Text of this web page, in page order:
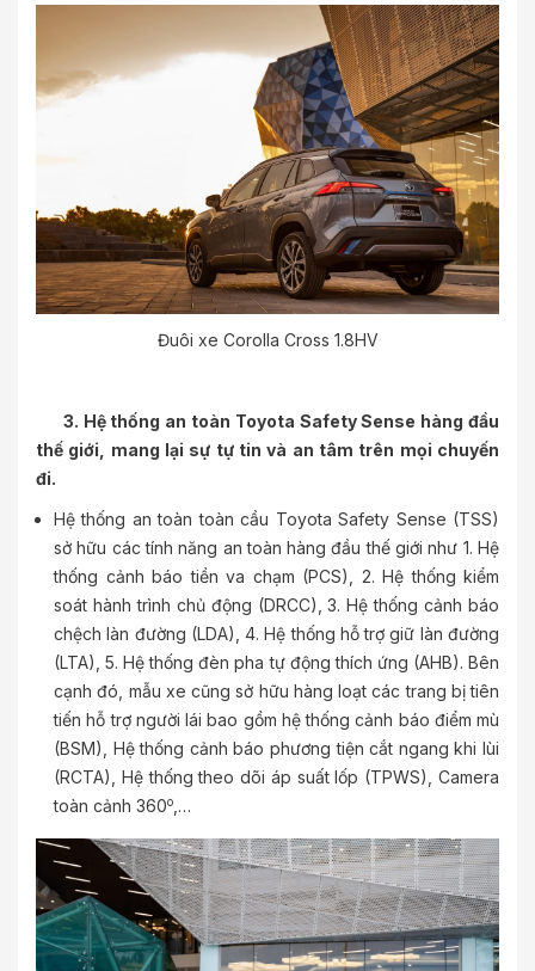
Đuôi xe Corolla Cross 1.8HV
3. Hệ thống an toàn Toyota Safety Sense hàng đầu
thế giới, mang lại sự tự tin và an tâm trên mọi chuyến
đi.
Hệ thống an toàn toàn cầu Toyota Safety Sense (TSS)
sở hữu các tính năng an toàn hàng đầu thế giới như 1. Hệ
thống cảnh báo tiền va chạm (PCS), 2. Hệ thống kiểm
soát hành trình chủ động (DRCC), 3. Hệ thống cảnh báo
chệch làn đường (LDA), 4. Hệ thống hỗ trợ giữ làn đường
(LTA), 5. Hệ thống đèn pha tự động thích ứng (AHB). Bên
cạnh đó, mẫu xe cũng sở hữu hàng loạt các trang bị tiên
tiến hỗ trợ người lái bao gồm hệ thống cảnh báo điểm mù
(BSM), Hệ thống cảnh báo phương tiện cắt ngang khi lùi
(RCTA), Hệ thống theo dõi áp suất lốp (TPWS), Camera
toàn cảnh 360o ,…